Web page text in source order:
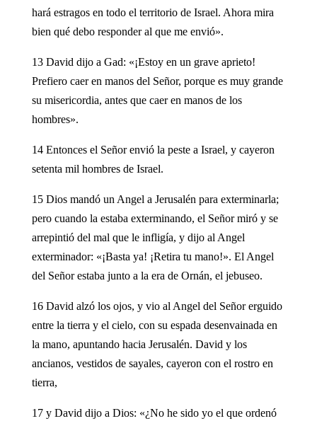
hará estragos en todo el territorio de Israel. Ahora mira
bien qué debo responder al que me envió».
13 David dijo a Gad: «¡Estoy en un grave aprieto!
Prefiero caer en manos del Señor, porque es muy grande
su misericordia, antes que caer en manos de los
hombres».
14 Entonces el Señor envió la peste a Israel, y cayeron
setenta mil hombres de Israel.
15 Dios mandó un Angel a Jerusalén para exterminarla;
pero cuando la estaba exterminando, el Señor miró y se
arrepintió del mal que le infligía, y dijo al Angel
exterminador: «¡Basta ya! ¡Retira tu mano!». El Angel
del Señor estaba junto a la era de Ornán, el jebuseo.
16 David alzó los ojos, y vio al Angel del Señor erguido
entre la tierra y el cielo, con su espada desenvainada en
la mano, apuntando hacia Jerusalén. David y los
ancianos, vestidos de sayales, cayeron con el rostro en
tierra,
17 y David dijo a Dios: «¿No he sido yo el que ordenó